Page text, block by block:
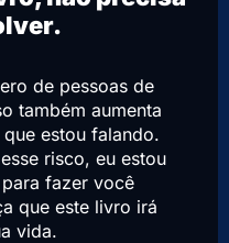
de pessoas de
também aumenta
estou falando.
risco, eu estou
fazer você
que este livro irá
vida.